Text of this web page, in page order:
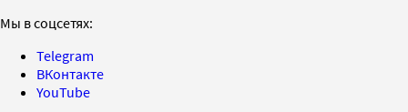
Мы в соцсетях:
Telegram
ВКонтакте
YouTube